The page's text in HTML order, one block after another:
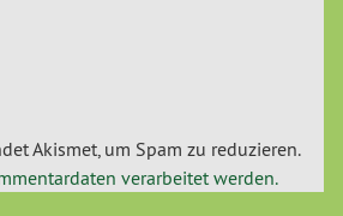
Akismet, um Spam zu reduzieren.
verarbeitet werden.